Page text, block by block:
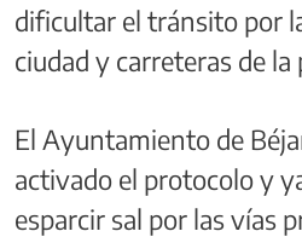
dificultar el tránsito por
ciudad y carreteras de la
El Ayuntamiento de
activado el protocolo y
esparcir sal por las vías